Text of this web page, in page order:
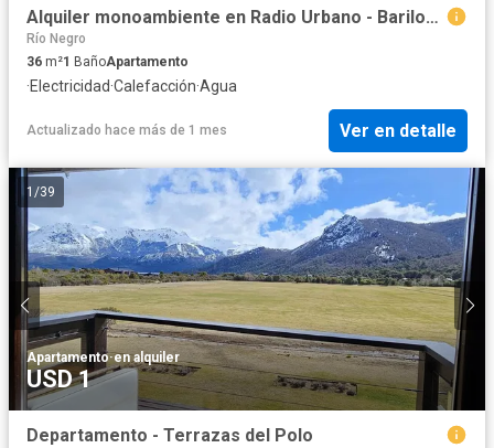
Alquiler monoambiente en Radio Urbano - Bariloche
Río Negro
36 m²1 BañoApartamento
·Electricidad·Calefacción·Agua
Actualizado hace más de 1 mes Ver en detalle
1 /39
Apartamento·en alquiler
USD 1
Departamento - Terrazas del Polo